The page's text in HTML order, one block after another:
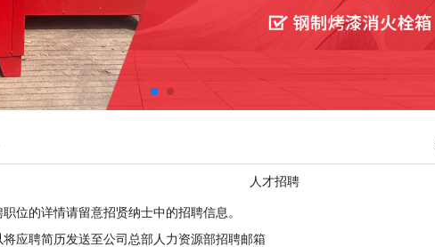
人才招聘
位的详情请留意招贤纳士中的招聘信息。
将应聘简历发送至公司总部人力资源部招聘邮箱